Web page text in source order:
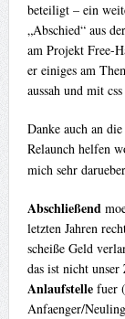
beteiligt – ein
„Abschied“ aus
am Projekt Free-
er einiges am
aussah und mit
Danke auch an
Relaunch helfen
mich sehr
Abschließend
letzten Jahren
scheiße Geld
das ist nicht
Anlaufstellefuer
Anfaenger/